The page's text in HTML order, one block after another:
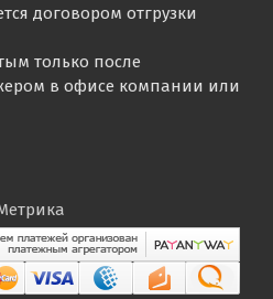
договором отгрузки
только после
в офисе компании или